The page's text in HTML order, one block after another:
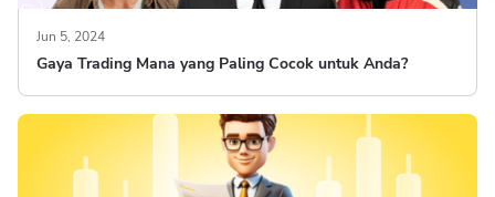
Jun 5, 2024
Gaya Trading Mana yang Paling Cocok untuk Anda?